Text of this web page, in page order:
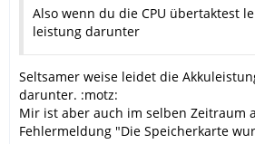
Also wenn du die CPU übertaktest
leistung darunter
Seltsamer weise leidet die
darunter. :motz:
Mir ist aber auch im selben Zeitraum
Fehlermeldung "Die Speicherkarte